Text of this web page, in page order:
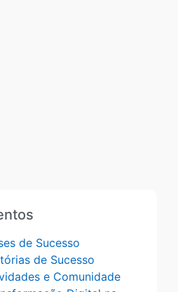
de Sucesso
de Sucesso
e Comunidade